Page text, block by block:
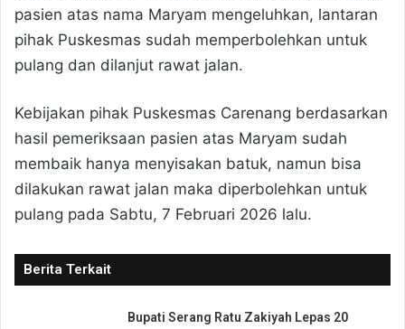
pasien atas nama Maryam mengeluhkan, lantaran
pihak Puskesmas sudah memperbolehkan untuk
pulang dan dilanjut rawat jalan.
Kebijakan pihak Puskesmas Carenang berdasarkan
hasil pemeriksaan pasien atas Maryam sudah
membaik hanya menyisakan batuk, namun bisa
dilakukan rawat jalan maka diperbolehkan untuk
pulang pada Sabtu, 7 Februari 2026 lalu.
Berita Terkait
Bupati Serang Ratu Zakiyah Lepas 20